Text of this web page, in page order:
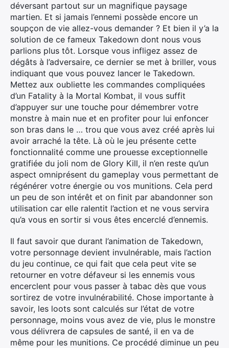
déversant partout sur un magnifique paysage
martien. Et si jamais l’ennemi possède encore un
soupçon de vie allez-vous demander ? Et bien il y’a la
solution de ce fameux Takedown dont nous vous
parlions plus tôt. Lorsque vous infligez assez de
dégâts à l’adversaire, ce dernier se met à briller, vous
indiquant que vous pouvez lancer le Takedown.
Mettez aux oubliette les commandes compliquées
d’un Fatality à la Mortal Kombat, il vous suffit
d’appuyer sur une touche pour démembrer votre
monstre à main nue et en profiter pour lui enfoncer
son bras dans le … trou que vous avez créé après lui
avoir arraché la tête. Là où le jeu présente cette
fonctionnalité comme une prouesse exceptionnelle
gratifiée du joli nom de Glory Kill, il n’en reste qu’un
aspect omniprésent du gameplay vous permettant de
régénérer votre énergie ou vos munitions. Cela perd
un peu de son intérêt et on finit par abandonner son
utilisation car elle ralentit l’action et ne vous servira
qu’a vous en sortir si vous êtes encerclé d’ennemis.
Il faut savoir que durant l’animation de Takedown,
votre personnage devient invulnérable, mais l’action
du jeu continue, ce qui fait que cela peut vite se
retourner en votre défaveur si les ennemis vous
encerclent pour vous passer à tabac dès que vous
sortirez de votre invulnérabilité. Chose importante à
savoir, les loots sont calculés sur l’état de votre
personnage, moins vous avez de vie, plus le monstre
vous délivrera de capsules de santé, il en va de
même pour les munitions. Ce procédé diminue un peu